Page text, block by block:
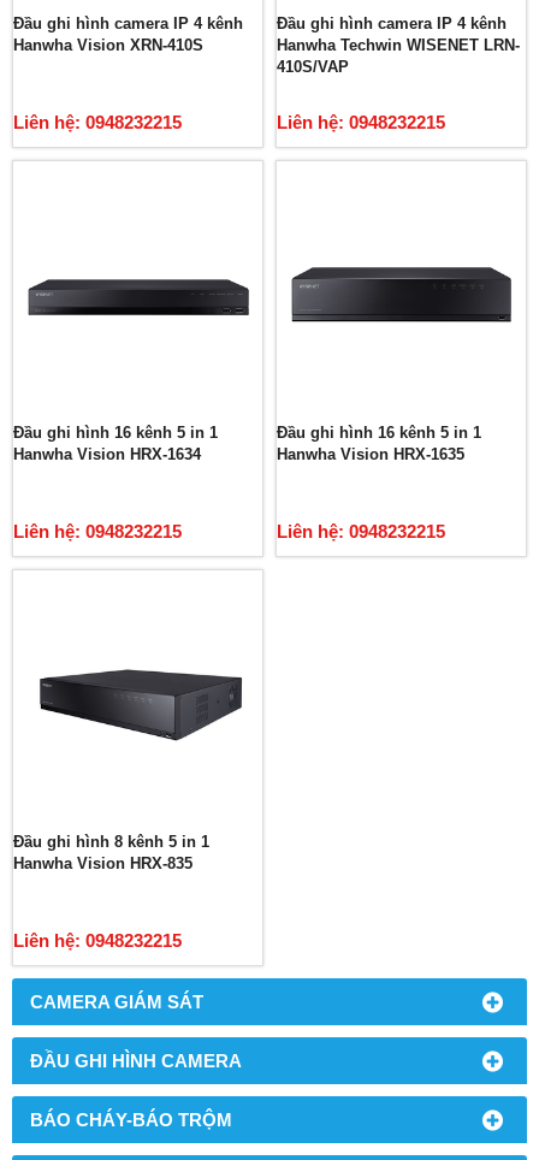
CAMERA GIÁM SÁT
ĐẦU GHI HÌNH CAMERA
BÁO CHÁY-BÁO TRỘM
Đầu ghi hình camera IP 4 kênh
Hanwha Vision XRN-410S
Liên hệ: 0948232215
Đầu ghi hình camera IP 4 kênh
Hanwha Techwin WISENET LRN-
410S/VAP
Liên hệ: 0948232215
Đầu ghi hình 16 kênh 5 in 1
Hanwha Vision HRX-1634
Liên hệ: 0948232215
Đầu ghi hình 16 kênh 5 in 1
Hanwha Vision HRX-1635
Liên hệ: 0948232215
Đầu ghi hình 8 kênh 5 in 1
Hanwha Vision HRX-835
Liên hệ: 0948232215